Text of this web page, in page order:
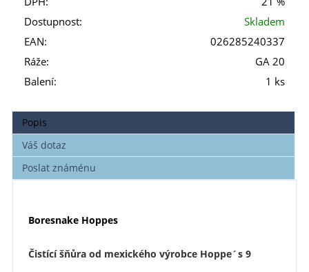
Dostupnost:
Skladem
EAN:
026285240337
Ráže:
GA 20
Balení:
1 ks
Popis
Váš dotaz
Poslat známénu
Boresnake Hoppes
Čistící šňůra od mexického výrobce Hoppe´s 9